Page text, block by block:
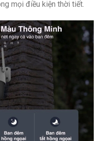
mọi điều kiện thời tiết.